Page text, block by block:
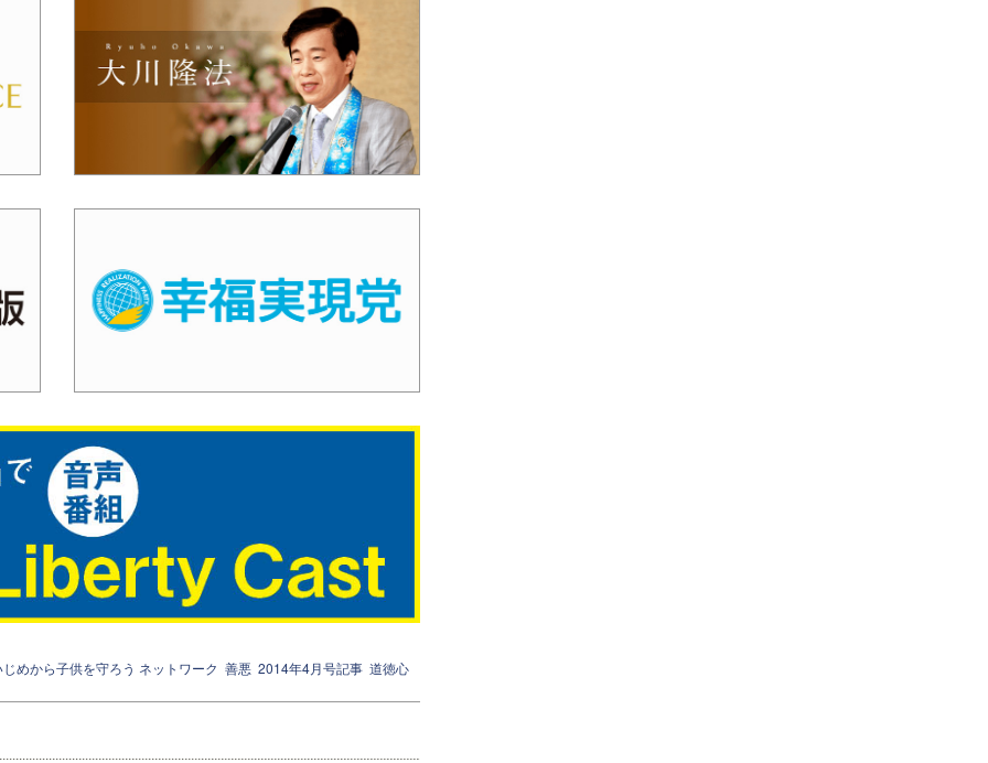
じめから子供を守ろう ネットワーク 善悪 2014年4月号記事 道徳心